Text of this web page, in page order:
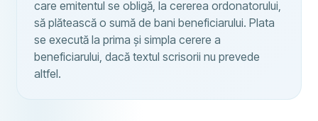
care emitentul se obligă, la cererea ordonatorului,
să plătească o sumă de bani beneficiarului. Plata
se execută la prima și simpla cerere a
beneficiarului, dacă textul scrisorii nu prevede
altfel.